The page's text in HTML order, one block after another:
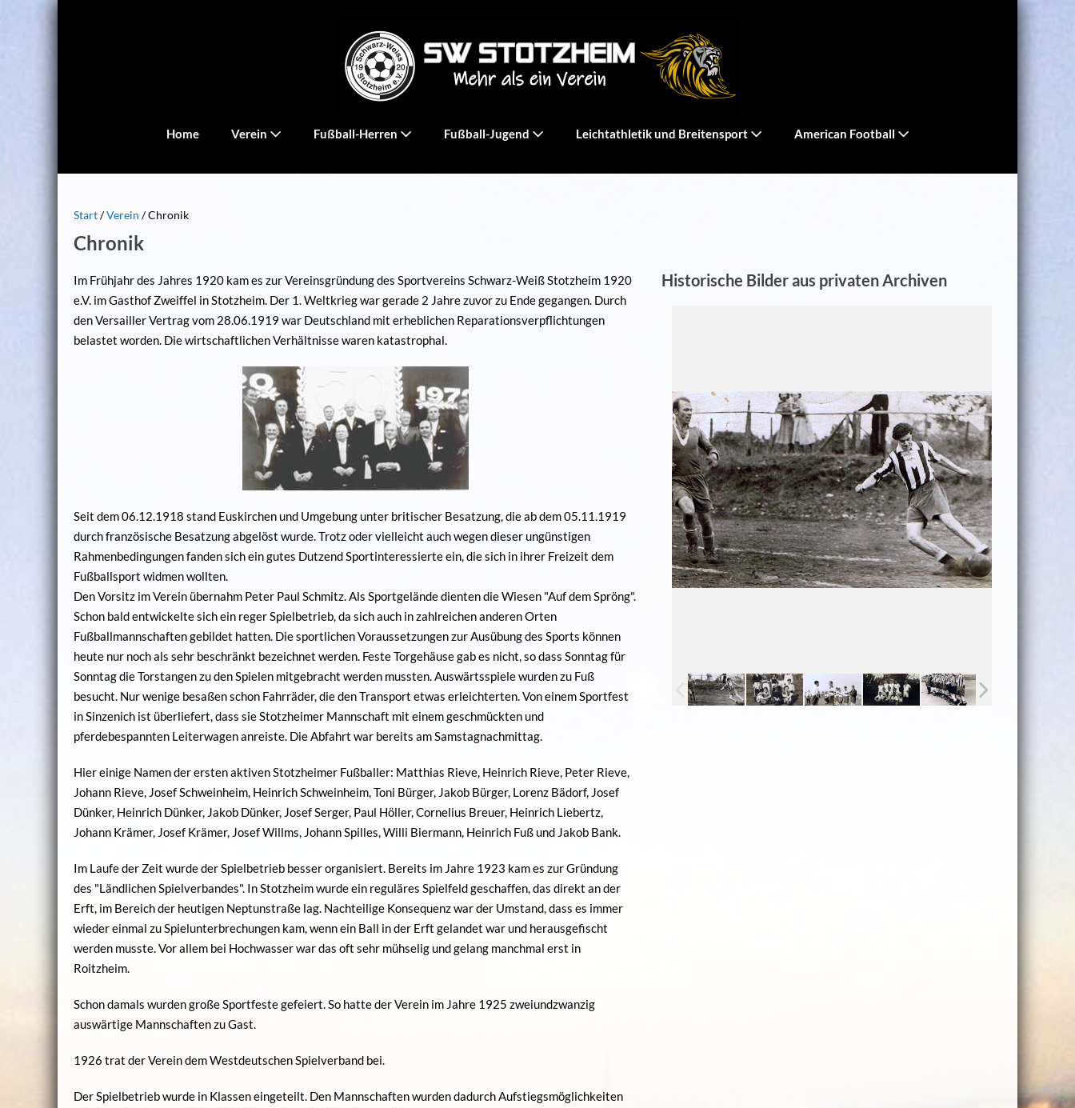
Home Verein Fußball-Herren Fußball-Jugend Leichtathletik und Breitensport American Football
Start/Verein /Chronik
Chronik
Im Frühjahr des Jahres 1920 kam es zur Vereinsgründung des Sportvereins Schwarz-Weiß Stotzheim 1920
e.V. im Gasthof Zweiffel in Stotzheim. Der 1. Weltkrieg war gerade 2 Jahre zuvor zu Ende gegangen. Durch
den Versailler Vertrag vom 28.06.1919 war Deutschland mit erheblichen Reparationsverpflichtungen
belastet worden. Die wirtschaftlichen Verhältnisse waren katastrophal.
Seit dem 06.12.1918 stand Euskirchen und Umgebung unter britischer Besatzung, die ab dem 05.11.1919
durch französische Besatzung abgelöst wurde. Trotz oder vielleicht auch wegen dieser ungünstigen
Rahmenbedingungen fanden sich ein gutes Dutzend Sportinteressierte ein, die sich in ihrer Freizeit dem
Fußballsport widmen wollten.
Den Vorsitz im Verein übernahm Peter Paul Schmitz. Als Sportgelände dienten die Wiesen "Auf dem Spröng".
Schon bald entwickelte sich ein reger Spielbetrieb, da sich auch in zahlreichen anderen Orten
Fußballmannschaften gebildet hatten. Die sportlichen Voraussetzungen zur Ausübung des Sports können
heute nur noch als sehr beschränkt bezeichnet werden. Feste Torgehäuse gab es nicht, so dass Sonntag für
Sonntag die Torstangen zu den Spielen mitgebracht werden mussten. Auswärtsspiele wurden zu Fuß
besucht. Nur wenige besaßen schon Fahrräder, die den Transport etwas erleichterten. Von einem Sportfest
in Sinzenich ist überliefert, dass sie Stotzheimer Mannschaft mit einem geschmückten und
pferdebespannten Leiterwagen anreiste. Die Abfahrt war bereits am Samstagnachmittag.
Hier einige Namen der ersten aktiven Stotzheimer Fußballer: Matthias Rieve, Heinrich Rieve, Peter Rieve,
Johann Rieve, Josef Schweinheim, Heinrich Schweinheim, Toni Bürger, Jakob Bürger, Lorenz Bädorf, Josef
Dünker, Heinrich Dünker, Jakob Dünker, Josef Serger, Paul Höller, Cornelius Breuer, Heinrich Liebertz,
Johann Krämer, Josef Krämer, Josef Willms, Johann Spilles, Willi Biermann, Heinrich Fuß und Jakob Bank.
Im Laufe der Zeit wurde der Spielbetrieb besser organisiert. Bereits im Jahre 1923 kam es zur Gründung
des "Ländlichen Spielverbandes". In Stotzheim wurde ein reguläres Spielfeld geschaffen, das direkt an der
Erft, im Bereich der heutigen Neptunstraße lag. Nachteilige Konsequenz war der Umstand, dass es immer
wieder einmal zu Spielunterbrechungen kam, wenn ein Ball in der Erft gelandet war und herausgefischt
werden musste. Vor allem bei Hochwasser war das oft sehr mühselig und gelang manchmal erst in
Roitzheim.
Schon damals wurden große Sportfeste gefeiert. So hatte der Verein im Jahre 1925 zweiundzwanzig
auswärtige Mannschaften zu Gast.
1926 trat der Verein dem Westdeutschen Spielverband bei.
Der Spielbetrieb wurde in Klassen eingeteilt. Den Mannschaften wurden dadurch Aufstiegsmöglichkeiten
Historische Bilder aus privaten Archiven